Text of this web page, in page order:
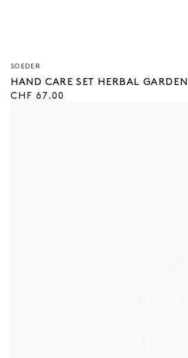
Verkäufer/in:
SOEDER
HAND CARE SET HERBAL GARDEN
Regulärer
CHF 67.00